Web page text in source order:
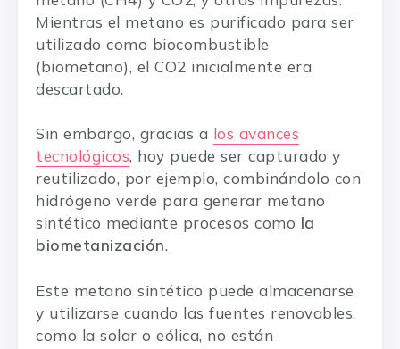
Mientras el metano es purificado para ser
utilizado como biocombustible
(biometano), el CO2 inicialmente era
descartado.
Sin embargo, gracias a los avances
tecnológicos, hoy puede ser capturado y
reutilizado, por ejemplo, combinándolo con
hidrógeno verde para generar metano
sintético mediante procesos como la
biometanización.
Este metano sintético puede almacenarse
y utilizarse cuando las fuentes renovables,
como la solar o eólica, no están